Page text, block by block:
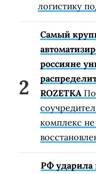
логистику
Самый
россияне
ROZETKA
комплекс
РФ ударила